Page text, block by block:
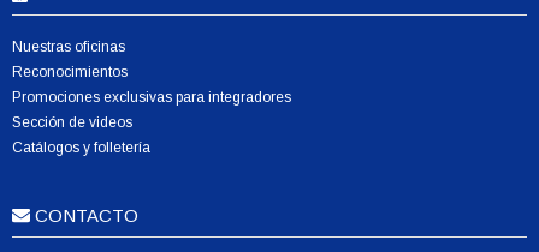
Nuestras oficinas
Reconocimientos
Promociones exclusivas para integradores
Sección de videos
Catálogos y folletería
CONTACTO